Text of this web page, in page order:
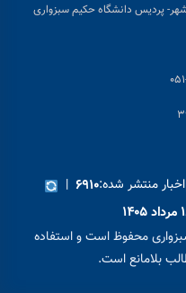
پردیس دانشگاه حکیم سبزواری
اخبار منتشر شده:۶۹۱۰ |
محفوظ است و استفاده
بلامانع است.